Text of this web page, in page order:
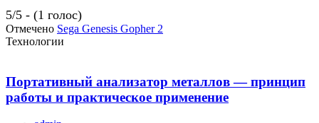
5/5 - (1 голос)
Отмечено Sega Genesis Gopher 2
Технологии
Портативный анализатор металлов — принцип
работы и практическое применение